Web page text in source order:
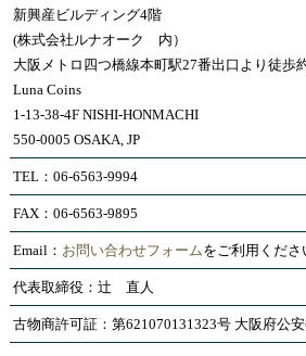
新興産ビルディング4階
(株式会社ルナオーク 内）
大阪メトロ四つ橋線本町駅27番出口より徒歩
Luna Coins
1-13-38-4F NISHI-HONMACHI
550-0005 OSAKA, JP
TEL：06-6563-9994
FAX：06-6563-9895
Email： お問い合わせフォームをご利用くださ
代表取締役：辻 直人
古物商許可証：第621070131323号 大阪府公